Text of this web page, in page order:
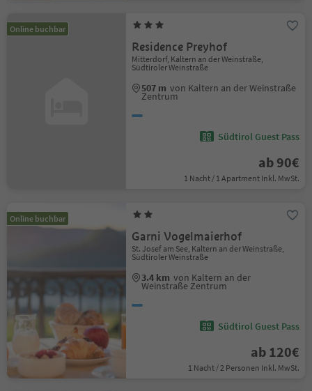
Online buchbar
Residence Preyhof
Mitterdorf, Kaltern an der Weinstraße,
Südtiroler Weinstraße
507 m von Kaltern an der Weinstraße
Zentrum
Südtirol Guest Pass
ab 90€
1 Nacht / 1 Apartment Inkl. MwSt.
Online buchbar
Garni Vogelmaierhof
St. Josef am See, Kaltern an der Weinstraße,
Südtiroler Weinstraße
3.4 km von Kaltern an der
Weinstraße Zentrum
Südtirol Guest Pass
ab 120€
1 Nacht / 2 Personen Inkl. MwSt.